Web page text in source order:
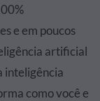
e em poucos
artificial
inteligência
como você e